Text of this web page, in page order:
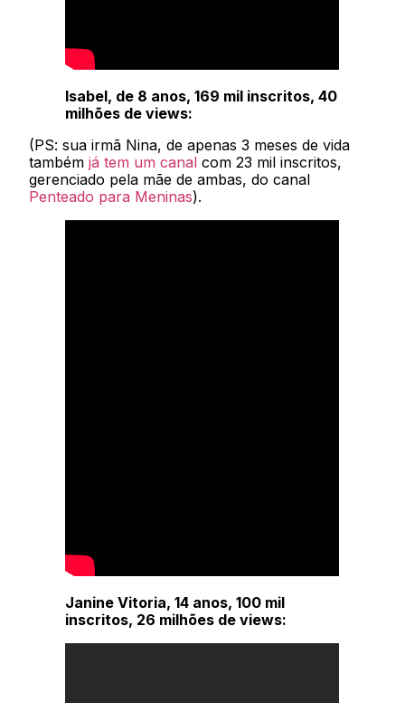
Isabel, de 8 anos, 169 mil inscritos, 40
milhões de views:
(PS: sua irmã Nina, de apenas 3 meses de vida
tambémjá tem um canal com 23 mil inscritos,
gerenciado pela mãe de ambas, do canal
Penteado para Meninas).
Janine Vitoria, 14 anos, 100 mil
inscritos, 26 milhões de views: